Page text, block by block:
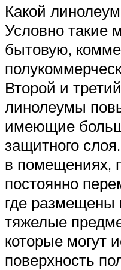
Какой
Условно такие
бытовую,
Второй и
линолеумы
имеющие
защитного
в помещениях,
постоянно
где размещены
тяжелые
которые могут
поверхность